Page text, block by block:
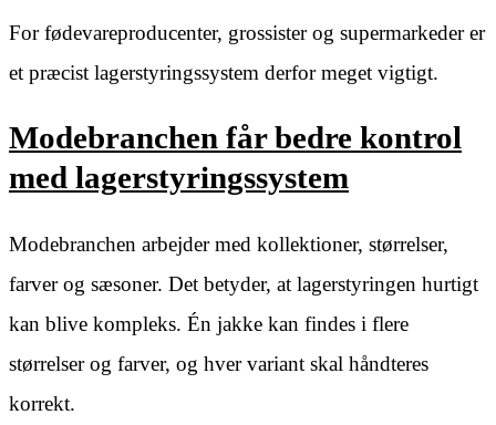
For fødevareproducenter, grossister og supermarkeder er
et præcist lagerstyringssystem derfor meget vigtigt.
Modebranchen får bedre kontrol
med lagerstyringssystem
Modebranchen arbejder med kollektioner, størrelser,
farver og sæsoner. Det betyder, at lagerstyringen hurtigt
kan blive kompleks. Én jakke kan findes i flere
størrelser og farver, og hver variant skal håndteres
korrekt.